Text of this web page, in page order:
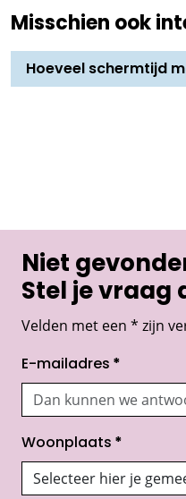
Misschien ook
Hoeveel schermtijd
Niet
Stel je vraag
Velden met een * zijn
E-mailadres *
Woonplaats *